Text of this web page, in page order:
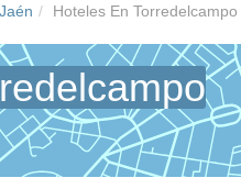
Hoteles En Torredelcampo